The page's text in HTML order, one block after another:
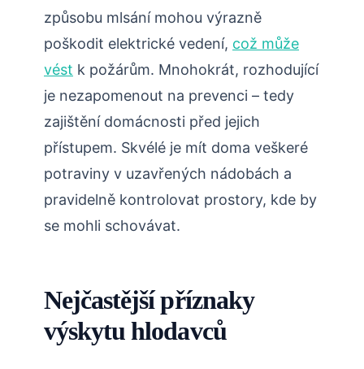
způsobu mlsání mohou výrazně
poškodit elektrické vedení, což může
vést k požárům. Mnohokrát, rozhodující‍
je nezapomenout na prevenci – tedy
zajištění domácnosti před jejich
přístupem. Skvélé je mít⁣ doma veškeré
potraviny v uzavřených⁣ nádobách a
pravidelně kontrolovat prostory, kde by
se mohli schovávat.
Nejčastější příznaky
výskytu hlodavců